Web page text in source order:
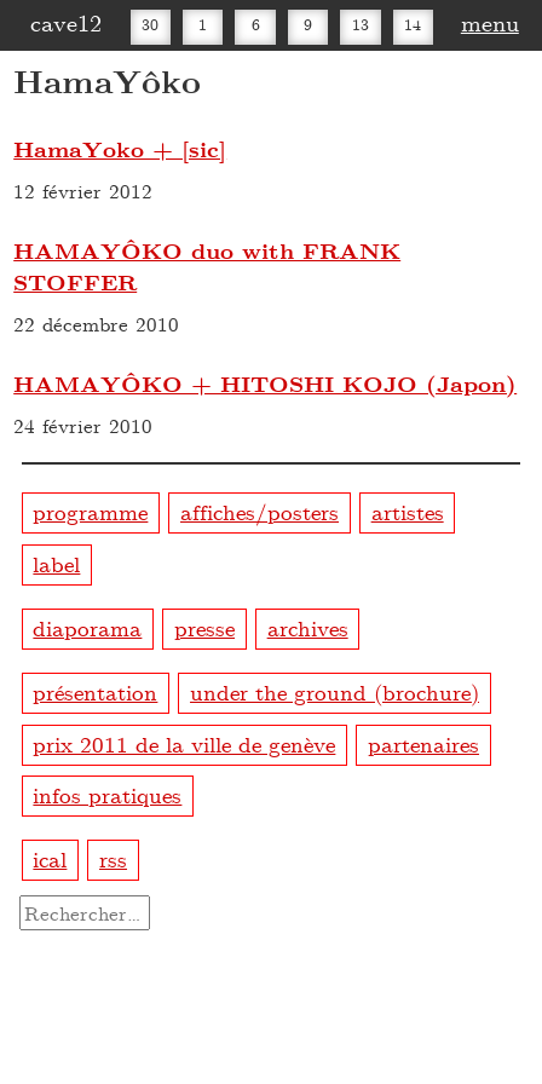
cave12 30 1 6 9 13 14
16
menu
HamaYôko
HamaYoko + [sic]
12 février 2012
HAMAYÔKO duo with FRANK
STOFFER
22 décembre 2010
HAMAYÔKO + HITOSHI KOJO (Japon)
24 février 2010
programme affiches/posters
artistes
label
diaporama presse archives
présentation
under the ground (brochure)
prix 2011 de la ville de genève
partenaires
infos pratiques
ical rss
Rechercher :